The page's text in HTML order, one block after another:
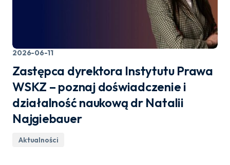
2026-06-11
Zastępca dyrektora Instytutu Prawa
WSKZ – poznaj doświadczenie i
działalność naukową dr Natalii
Najgiebauer
Aktualności